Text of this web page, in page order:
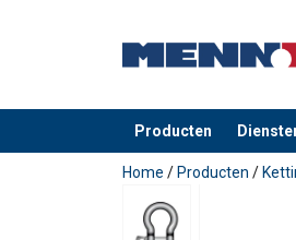
Producten
toegevoegd aan uw
Home / Producten /